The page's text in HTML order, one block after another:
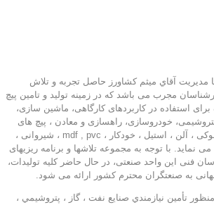
مديريت آقاي میثم کشاورز حاصل تجربه و تلاش
مجرب می باشد که در زمینه تولید و تامین پیچ
استفاده در کاربردهای کارگاهی، ماشین سازی،
خودروسازی، راهسازی و معادن ، پیچ های
خشکه ، آهنی ، اتاقی ، سوکی ، آلن ، استیل ، خودکار ، mdf , pvc ، شیروانی ،
نماید. با توجه به مجموعه تلاشها و برنامه ریزیهای
فنی این واحد صنعتی، در حال حاضر کلیه تولیدات،
به صنعتگران محترم کشور ارائه می شود.
تأمين نيازمندي صنايع نفت ، گاز ، پتروشيمي ،